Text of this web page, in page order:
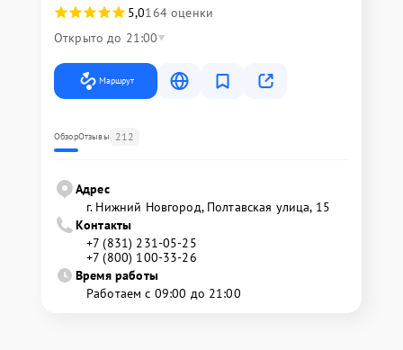
5,0164 оценки
Открыто до 21:00
Маршрут
ОбзорОтзывы 212
Адрес
г. Нижний Новгород, Полтавская улица, 15
Контакты
+7 (831) 231-05-25
+7 (800) 100-33-26
Время работы
Работаем с 09:00 до 21:00